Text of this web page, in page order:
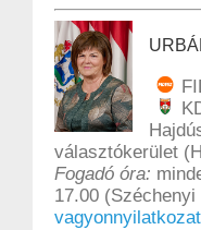
választókerület
Fogadó óra:
17.00